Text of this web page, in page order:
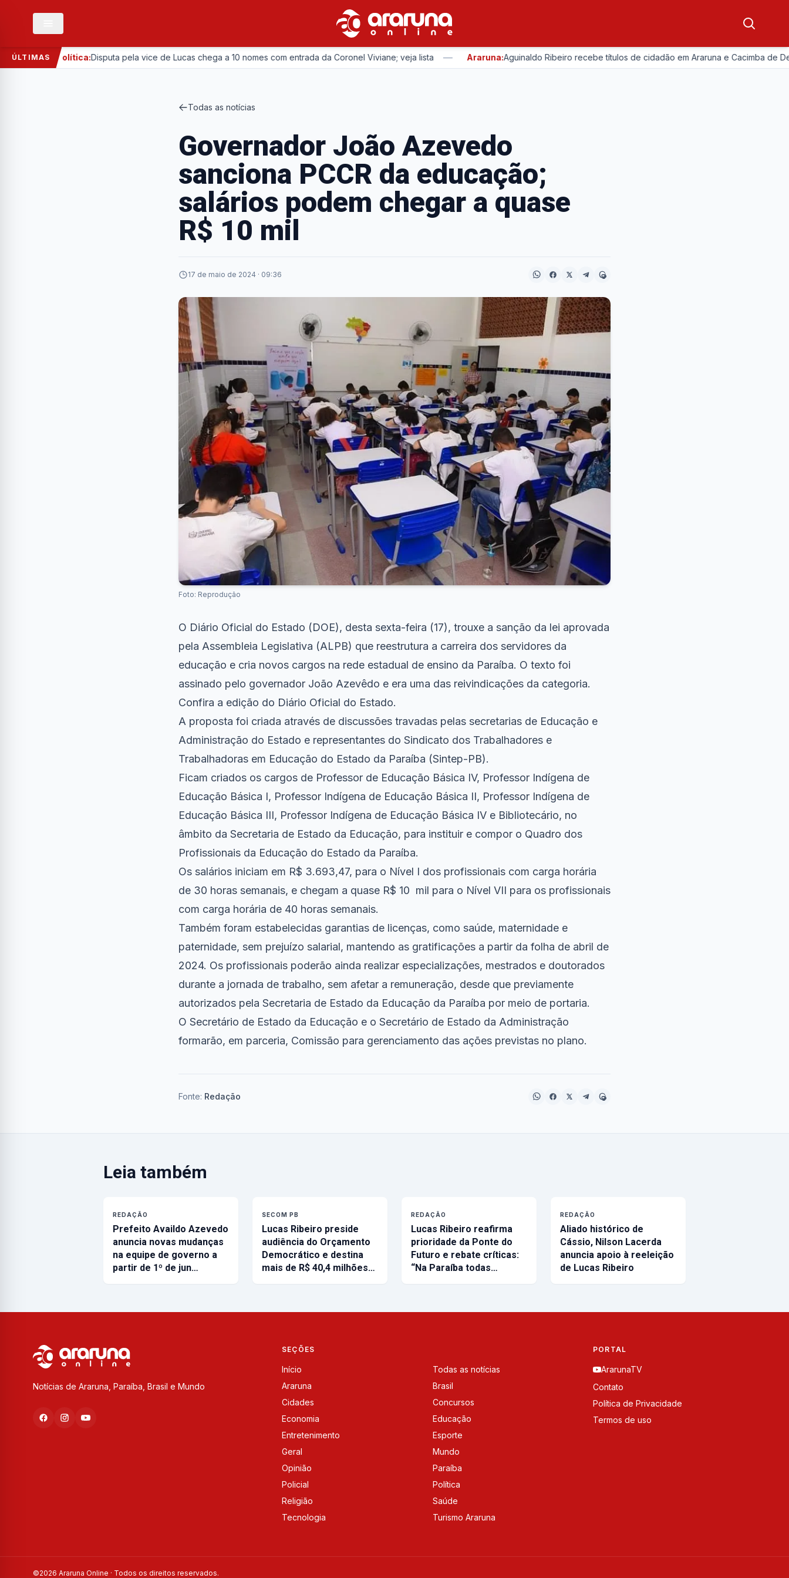
ÚLTIMAS
— Política:Disputa pela vice de Lucas chega a 10 nomes com entrada da Coronel Viviane; veja lista — Araruna:Aguinaldo Ribeiro recebe títulos de cidadão em Araruna e Cacimba de Dentro
Todas as notícias
Governador João Azevedo
sanciona PCCR da educação;
salários podem chegar a quase
R$ 10 mil
17 de maio de 2024 · 09:36
Foto: Reprodução
O Diário Oficial do Estado (DOE), desta sexta-feira (17), trouxe a sanção da lei aprovada
pela Assembleia Legislativa (ALPB) que reestrutura a carreira dos servidores da
educação e cria novos cargos na rede estadual de ensino da Paraíba. O texto foi
assinado pelo governador João Azevêdo e era uma das reivindicações da categoria.
Confira a edição do Diário Oficial do Estado.
A proposta foi criada através de discussões travadas pelas secretarias de Educação e
Administração do Estado e representantes do Sindicato dos Trabalhadores e
Trabalhadoras em Educação do Estado da Paraíba (Sintep-PB).
Ficam criados os cargos de Professor de Educação Básica IV, Professor Indígena de
Educação Básica I, Professor Indígena de Educação Básica II, Professor Indígena de
Educação Básica III, Professor Indígena de Educação Básica IV e Bibliotecário, no
âmbito da Secretaria de Estado da Educação, para instituir e compor o Quadro dos
Profissionais da Educação do Estado da Paraíba.
Os salários iniciam em R$ 3.693,47, para o Nível I dos profissionais com carga horária
de 30 horas semanais, e chegam a quase R$ 10 mil para o Nível VII para os profissionais
com carga horária de 40 horas semanais.
Também foram estabelecidas garantias de licenças, como saúde, maternidade e
paternidade, sem prejuízo salarial, mantendo as gratificações a partir da folha de abril de
2024. Os profissionais poderão ainda realizar especializações, mestrados e doutorados
durante a jornada de trabalho, sem afetar a remuneração, desde que previamente
autorizados pela Secretaria de Estado da Educação da Paraíba por meio de portaria.
O Secretário de Estado da Educação e o Secretário de Estado da Administração
formarão, em parceria, Comissão para gerenciamento das ações previstas no plano.
Fonte: Redação
Leia também
REDAÇÃO
Prefeito Availdo Azevedo
anuncia novas mudanças
na equipe de governo a
partir de 1º de jun…
SECOM PB
Lucas Ribeiro preside
audiência do Orçamento
Democrático e destina
mais de R$ 40,4 milhões…
REDAÇÃO
Lucas Ribeiro reafirma
prioridade da Ponte do
Futuro e rebate críticas:
“Na Paraíba todas…
REDAÇÃO
Aliado histórico de
Cássio, Nilson Lacerda
anuncia apoio à reeleição
de Lucas Ribeiro
Notícias de Araruna, Paraíba, Brasil e Mundo
SEÇÕES
Início
Todas as notícias
Araruna
Brasil
Cidades
Concursos
Economia
Educação
Entretenimento
Esporte
Geral
Mundo
Opinião
Paraíba
Policial
Política
Religião
Saúde
Tecnologia
Turismo Araruna
PORTAL
ArarunaTV
Contato
Política de Privacidade
Termos de uso
©2026 Araruna Online · Todos os direitos reservados.